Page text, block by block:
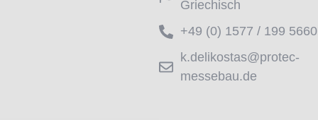
Griechisch
+49 (0) 1577 / 199 5660
k.delikostas@protec-
messebau.de